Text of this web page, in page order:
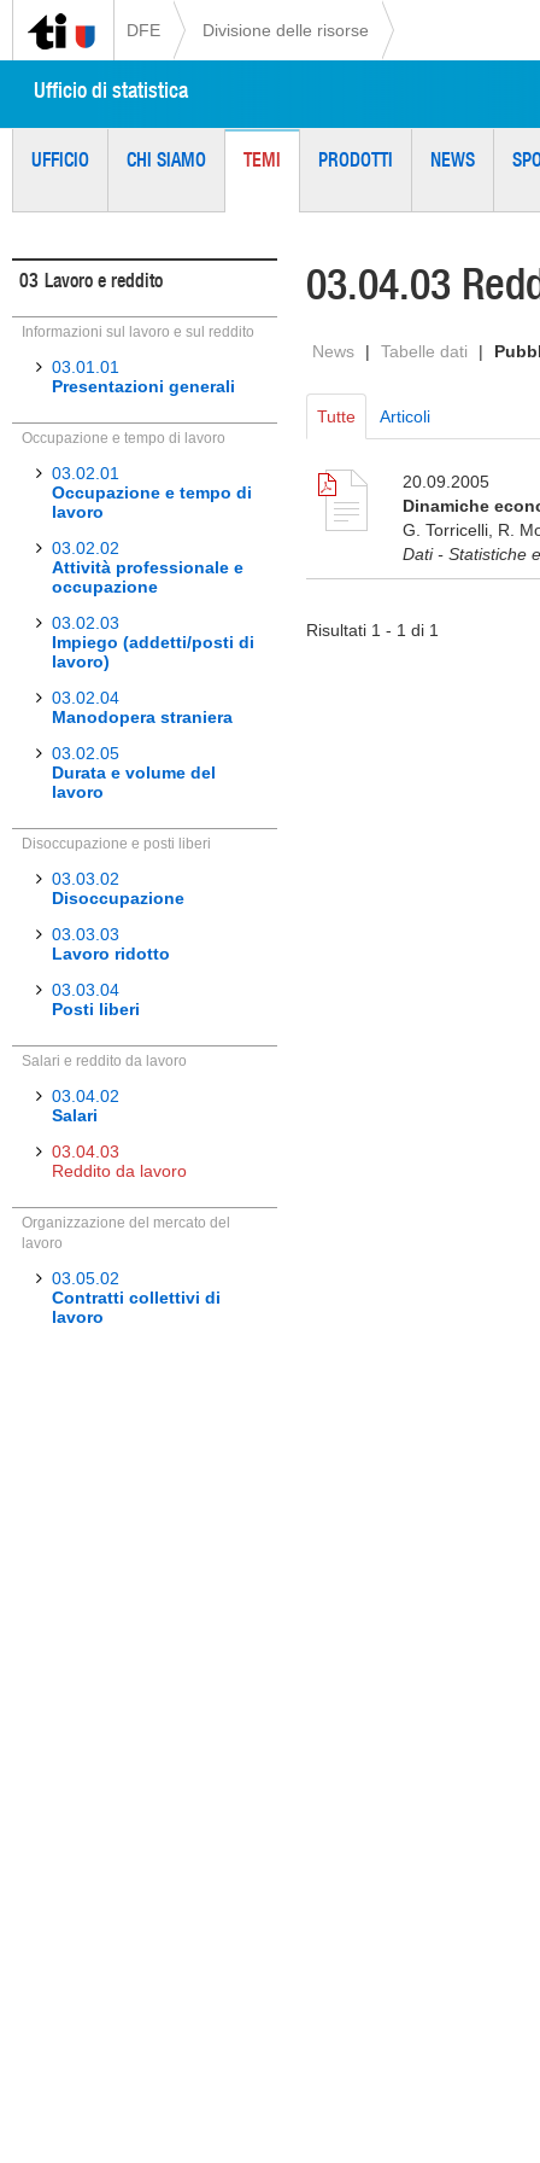
DFE Divisione delle risorse
Ufficio di statistica
UFFICIO CHI SIAMO TEMI PRODOTTI NEWS
03 Lavoro e reddito
Informazioni sul lavoro e sul reddito
03.01.01
Presentazioni generali
Occupazione e tempo di lavoro
03.02.01
Occupazione e tempo di
lavoro
03.02.02
Attività professionale e
occupazione
03.02.03
Impiego (addetti/posti di
lavoro)
03.02.04
Manodopera straniera
03.02.05
Durata e volume del
lavoro
Disoccupazione e posti liberi
03.03.02
Disoccupazione
03.03.03
Lavoro ridotto
03.03.04
Posti liberi
Salari e reddito da lavoro
03.04.02
Salari
03.04.03
Reddito da lavoro
Organizzazione del mercato del
lavoro
03.05.02
Contratti collettivi di
lavoro
03.04.03
News | Tabelle dati |
Tutte Articoli
20.09.2005
Dinamiche
G. Torricelli, R.
Dati - Statistiche
Risultati 1 - 1 di 1